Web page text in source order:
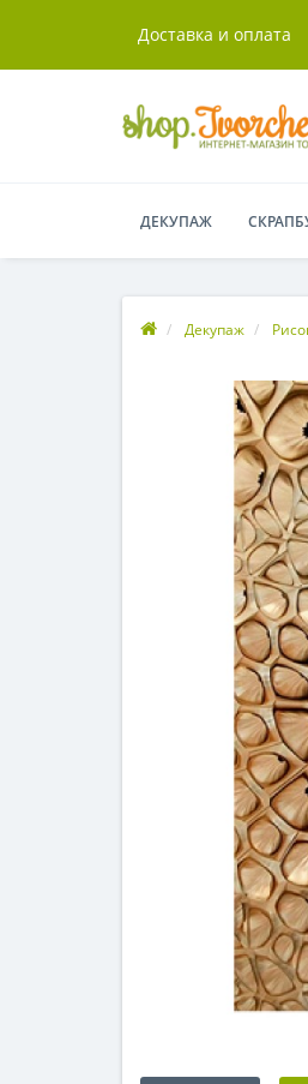
Доставка и оплата
ДЕКУПАЖ
Декупаж